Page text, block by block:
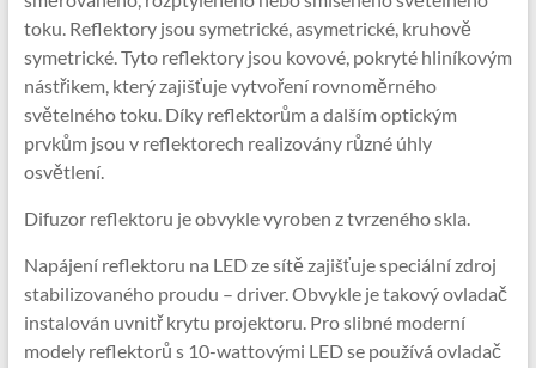
toku. Reflektory jsou symetrické, asymetrické, kruhově
symetrické. Tyto reflektory jsou kovové, pokryté hliníkovým
nástřikem, který zajišťuje vytvoření rovnoměrného
světelného toku. Díky reflektorům a dalším optickým
prvkům jsou v reflektorech realizovány různé úhly
osvětlení.
Difuzor reflektoru je obvykle vyroben z tvrzeného skla.
Napájení reflektoru na LED ze sítě zajišťuje speciální zdroj
stabilizovaného proudu – driver. Obvykle je takový ovladač
instalován uvnitř krytu projektoru. Pro slibné moderní
modely reflektorů s 10-wattovými LED se používá ovladač